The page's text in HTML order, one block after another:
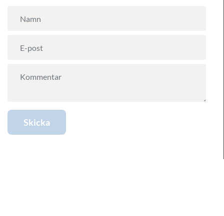
Skicka